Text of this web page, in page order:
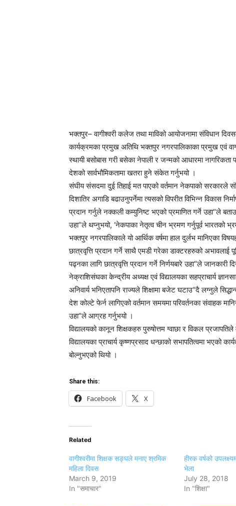
भक्तपुर– वागीश्वरी कलेज तथा माविको आयोजनामा संविधान
कार्यक्रमका प्रमुख अतिथि भक्तपुर नगरपालिकाका प्रमुख एवं
स्थायी बसोबास गरी बसेका नेपाली र जन्मको आधारमा
देशको सार्वभौमिकतामा खतरा हुने संकेत गर्नुभयो ।
संघीय संसदमा दुई तिहाई मत पाएको वर्तमान नेकपाको सरकारले
दिशातिर अगाडि बढाउनुपर्नेमा त्यसको विपरीत विभिन्न विकास
प्रदान गर्नुले नक्कली कम्युनिष्ट भएको प्रमाणित गर्ने उहा“ले
उहा“ले थप्नुभयो, ‘नेकपाका नेतृत्व चीन भ्रमण गर्नुपूर्व भारतको
भक्तपुर नगरपालिकाले यो आर्थिक वर्षमा हाल दुर्लभ मानिएका
छात्रवृत्ति प्रदान गर्ने साथै एमडी गरेका डाक्टरहरुको अभावलाई
पढ्नका लागि छात्रवृत्ति प्रदान गर्ने निर्णयबारे उहा“ले जानकारी
नेक्राशिसंघका केन्द्रीय अध्यक्ष एवं विद्यालयका सहप्राचार्य
अनिवार्य भनिएतापनि राज्यले शिक्षामा बजेट घटाउ“दै लग्नुले
देश कोल्टे फेर्न लागिएको वर्तमान समयमा परिवर्तनका संवाहक
उहा“ले आग्रह गर्नुभयो ।
विद्यालयको कानून शिक्षकहरु पुरुषोत्तम ग्वाछा र विकल
विद्यालयका प्राचार्य कृष्णप्रसाद धन्छाको सभापतित्वमा भएको
बोल्नुभएको थियो ।
Share this:
Facebook X
Related
वागीश्वरीमा शिक्षक सङ्घले मनाए श्रमिक
महिला दिवस
March 9, 2019
In "समाचार"
हीरक वर्षको
भेला
July 28, 2018
In "शिक्षा"